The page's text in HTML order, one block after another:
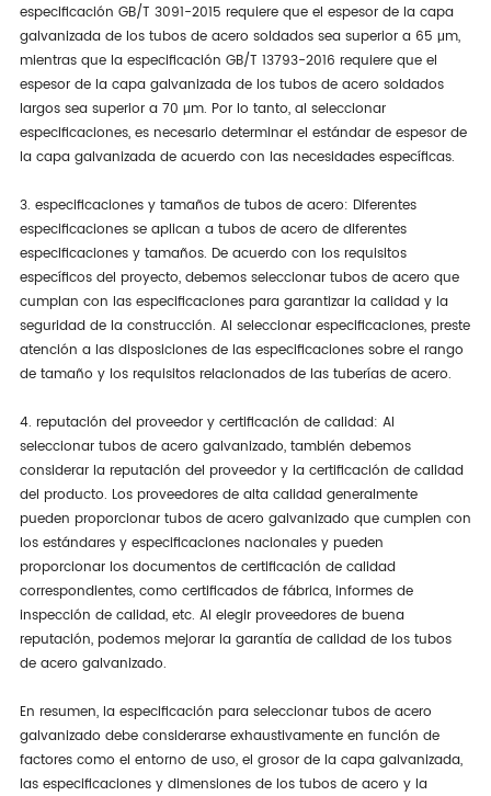
especificación GB/T 3091-2015 requiere que el espesor de la capa
galvanizada de los tubos de acero soldados sea superior a 65 μm,
mientras que la especificación GB/T 13793-2016 requiere que el
espesor de la capa galvanizada de los tubos de acero soldados
largos sea superior a 70 μm. Por lo tanto, al seleccionar
especificaciones, es necesario determinar el estándar de espesor de
la capa galvanizada de acuerdo con las necesidades específicas.
3. especificaciones y tamaños de tubos de acero: Diferentes
especificaciones se aplican a tubos de acero de diferentes
especificaciones y tamaños. De acuerdo con los requisitos
específicos del proyecto, debemos seleccionar tubos de acero que
cumplan con las especificaciones para garantizar la calidad y la
seguridad de la construcción. Al seleccionar especificaciones, preste
atención a las disposiciones de las especificaciones sobre el rango
de tamaño y los requisitos relacionados de las tuberías de acero.
4. reputación del proveedor y certificación de calidad: Al
seleccionar tubos de acero galvanizado, también debemos
considerar la reputación del proveedor y la certificación de calidad
del producto. Los proveedores de alta calidad generalmente
pueden proporcionar tubos de acero galvanizado que cumplen con
los estándares y especificaciones nacionales y pueden
proporcionar los documentos de certificación de calidad
correspondientes, como certificados de fábrica, informes de
inspección de calidad, etc. Al elegir proveedores de buena
reputación, podemos mejorar la garantía de calidad de los tubos
de acero galvanizado.
En resumen, la especificación para seleccionar tubos de acero
galvanizado debe considerarse exhaustivamente en función de
factores como el entorno de uso, el grosor de la capa galvanizada,
las especificaciones y dimensiones de los tubos de acero y la